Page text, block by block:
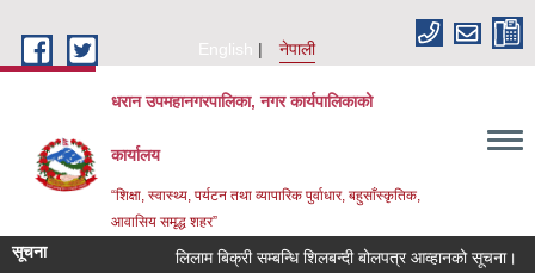
English
नेपाली
धरान उपमहानगरपालिका, नगर कार्यपालिकाको
कार्यालय
“शिक्षा, स्वास्थ्य, पर्यटन तथा व्यापारिक पुर्वाधार, बहुसाँस्कृतिक,
आवासिय समृद्ध शहर”
सूचना लिलाम बिक्री सम्बन्धि शिलबन्दी बोलपत्र आव्हानको सूचना।